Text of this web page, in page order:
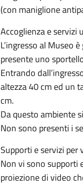
(con maniglione
Accoglienza e servizi
L’ingresso al Museo
presente uno
Entrando
altezza 40 cm ed un
cm.
Da questo ambiente
Non sono presenti i
Supporti e servizi
Non vi sono supporti
proiezione di video